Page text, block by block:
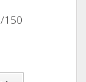
150